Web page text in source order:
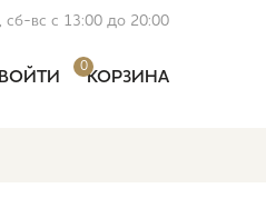
сб-вс с 13:00 до 20:00
ВОЙТИ
0
КОРЗИНА